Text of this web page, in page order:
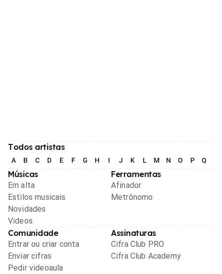
Todos artistas
A B C D E F G H I J K L M N O P Q
Músicas
Em alta
Estilos musicais
Novidades
Videos
Ferramentas
Afinador
Metrônomo
Comunidade
Entrar ou criar conta
Enviar cifras
Pedir videoaula
Assinaturas
Cifra Club PRO
Cifra Club Academy